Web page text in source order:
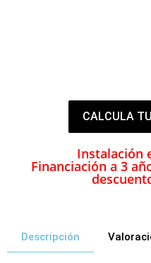
CALCULA
Instalación
Financiación a 3
Descripción